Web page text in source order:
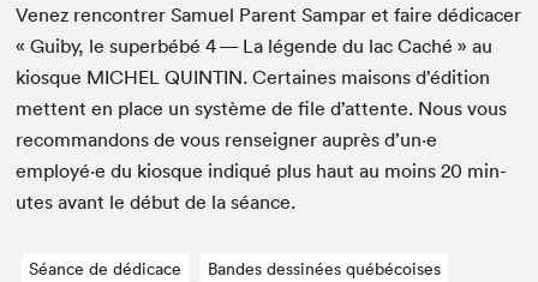
Venez ren­con­tr­er Samuel Par­ent Sam­par et faire dédi­cac­er
« Gui­by, le super­bébé4— La légende du lac Caché » au
kiosque MICHEL QUINTIN. Cer­taines maisons d’édi­tion
met­tent en place un sys­tème de file d’at­tente. Nous vous
recom­man­dons de vous ren­seign­er auprès d’un·e
employé·e du kiosque indiqué plus haut au moins20 min­
utes avant le début de la séance.
Séance de dédicace Bandes dessinées québécoises